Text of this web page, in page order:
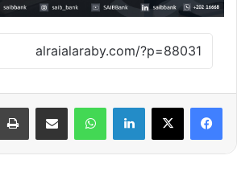
لينكدإن واتساب مشاركة عبر البريد